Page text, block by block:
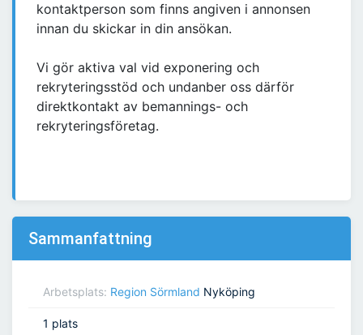
kontaktperson som finns angiven i annonsen
innan du skickar in din ansökan.
Vi gör aktiva val vid exponering och
rekryteringsstöd och undanber oss därför
direktkontakt av bemannings- och
rekryteringsföretag.
Sammanfattning
Arbetsplats: Region Sörmland Nyköping
1 plats